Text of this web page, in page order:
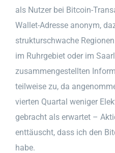
als Nutzer bei Bitcoin-
Wallet-Adresse anonym,
strukturschwache
im Ruhrgebiet oder im
zusammengestellten
teilweise zu, da
vierten Quartal weniger
gebracht als erwartet –
enttäuscht, dass ich den
habe.